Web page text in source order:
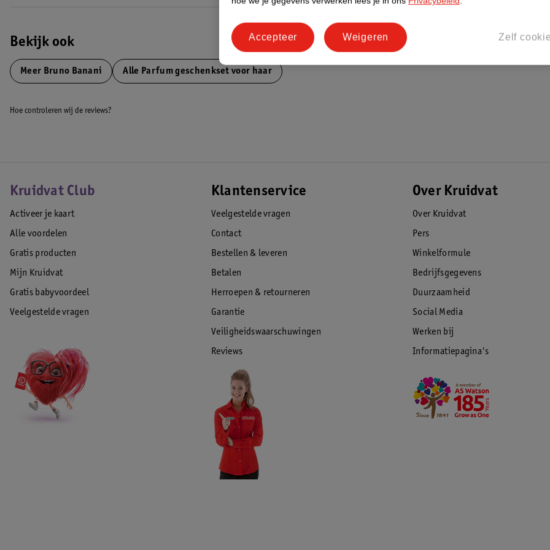
Bekijk ook
Meer Bruno Banani Alle Parfum geschenkset voor haar
Hoe controleren wij de reviews?
Kruidvat Club
Activeer je kaart
Alle voordelen
Gratis producten
Mijn Kruidvat
Gratis babyvoordeel
Veelgestelde vragen
Klantenservice
Veelgestelde vragen
Contact
Bestellen & leveren
Betalen
Herroepen & retourneren
Garantie
Veiligheidswaarschuwingen
Reviews
Over Kruidvat
Over Kruidvat
Pers
Winkelformule
Bedrijfsgegevens
Duurzaamheid
Social Media
Werken bij
Informatiepagina's
Zelf
Weigeren
Accepteer